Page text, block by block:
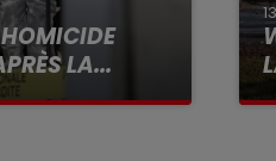
HOMICIDE
LA...
logement